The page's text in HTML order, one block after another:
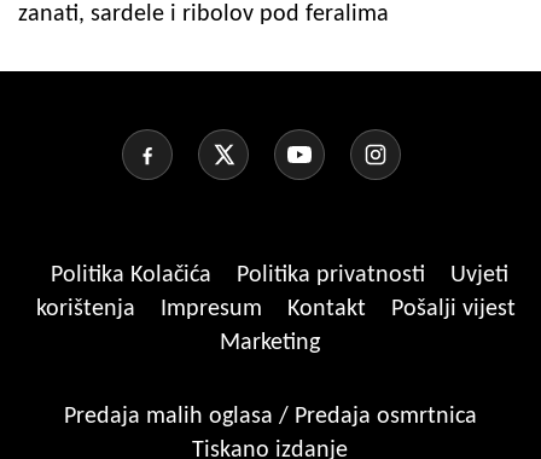
zanati, sardele i ribolov pod feralima
Politika Kolačića Politika privatnosti
Uvjeti
korištenja
Impresum Kontakt
Pošalji vijest
Marketing
Predaja malih oglasa / Predaja osmrtnica
Tiskano izdanje